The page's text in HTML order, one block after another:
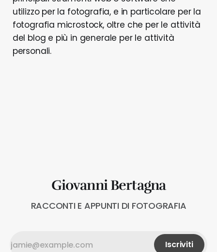
utilizzo per la fotografia, e in particolare per la
fotografia microstock, oltre che per le attività
del blog e più in generale per le attività
personali.
Giovanni Bertagna
RACCONTI E APPUNTI DI FOTOGRAFIA
Iscriviti